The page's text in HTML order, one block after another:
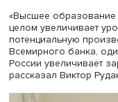
Основная тема —
капитал,
различными
выпускниками